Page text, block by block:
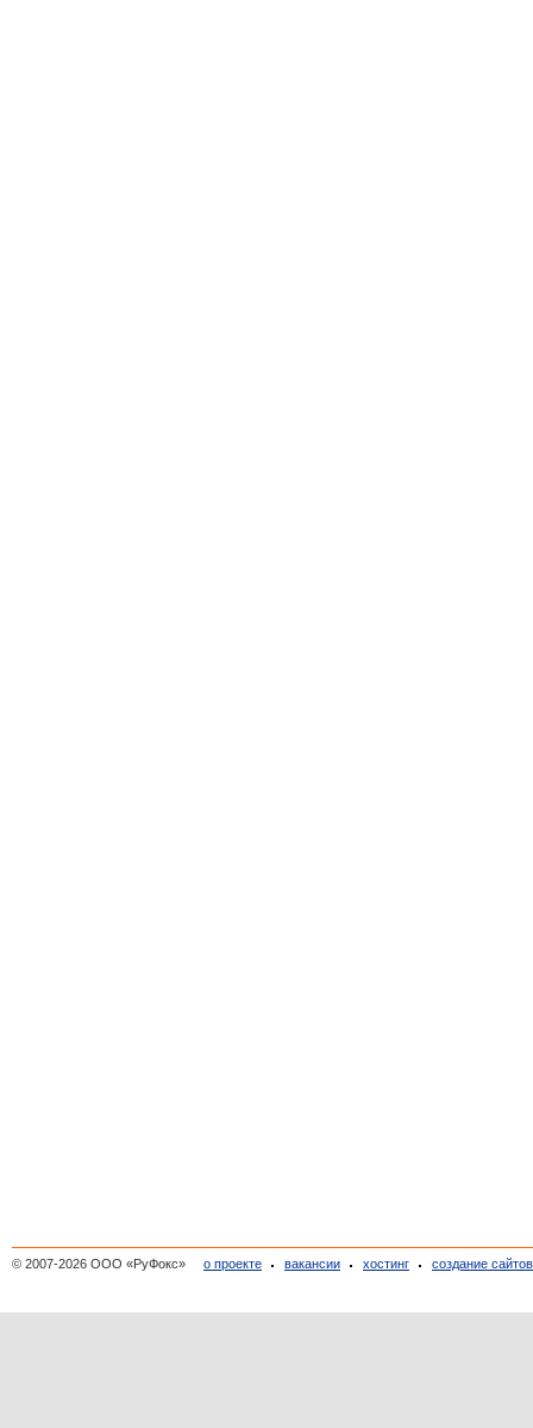
© 2007-2026 ООО «РуФокс» о проекте вакансии хостинг создание сайтов